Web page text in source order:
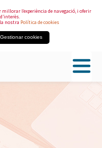
l’experiència de navegació, i oferir
nostra Política de cookies
Gestionar cookies